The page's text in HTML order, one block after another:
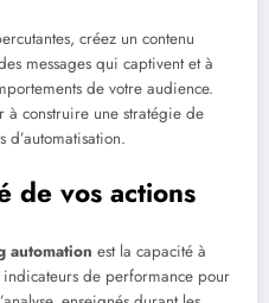
créez un contenu
messages qui captivent et à
de votre audience.
à construire une stratégie de
d’automatisation.
de vos actions
automation est la capacité à
indicateurs de performance pour